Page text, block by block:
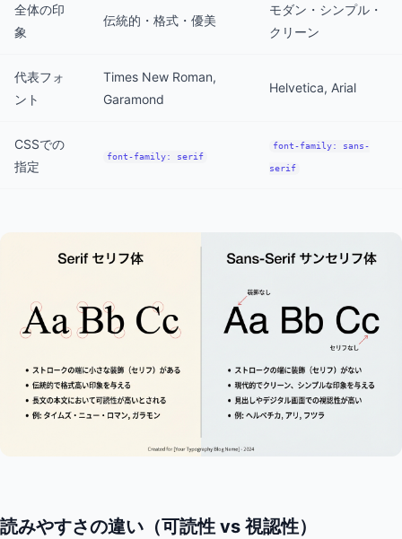
全体の印
象
伝統的・格式・優美
モダン・シンプル・
クリーン
代表フォ
ント
Times New Roman,
Garamond
Helvetica, Arial
CSSでの
指定
font-family: serif
font-family: sans-
serif
読みやすさの違い（可読性 vs 視認性）